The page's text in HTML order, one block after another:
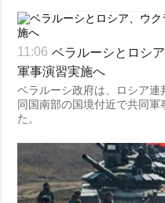
11:06 ベラルーシとロシ
軍事演習実施へ
ベラルーシ政府は、ロシア
同国南部の国境付近で共同
た。